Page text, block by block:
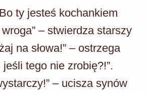
ty jesteś kochankiem
– stwierdza starszy
na słowa!” – ostrzega
jeśli tego nie zrobię?!”.
– ucisza synów